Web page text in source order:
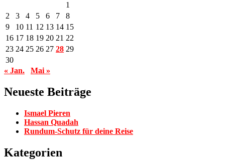
1
2
3 4 5 6 7
8
9
10 11 12 13 14 15
16 17 18 19 20 21 22
23 24 25 26 27 28 29
30
« Jan.
Mai »
Neueste Beiträge
Ismael Pieren
Hassan Quadah
Rundum-Schutz für deine Reise
Kategorien